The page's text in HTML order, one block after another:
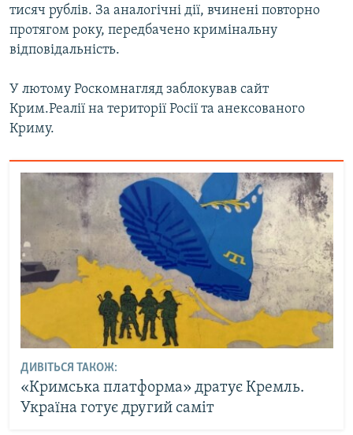
тисяч рублів. За аналогічні дії, вчинені повторно
протягом року, передбачено кримінальну
відповідальність.
У лютому Роскомнагляд заблокував сайт
Крим.Реалії на території Росії та анексованого
Криму.
ДИВІТЬСЯ ТАКОЖ:
«Кримська платформа» дратує Кремль.
Україна готує другий саміт